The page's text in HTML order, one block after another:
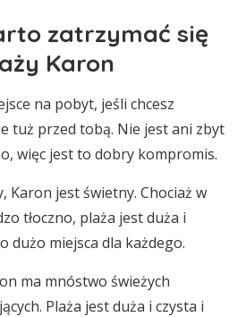
zatrzymać się
Karon
na pobyt, jeśli chcesz
tuż przed tobą. Nie jest ani zbyt
więc jest to dobry kompromis.
Karon jest świetny. Chociaż w
tłoczno, plaża jest duża i
dużo miejsca dla każdego.
ma mnóstwo świeżych
Plaża jest duża i czysta i